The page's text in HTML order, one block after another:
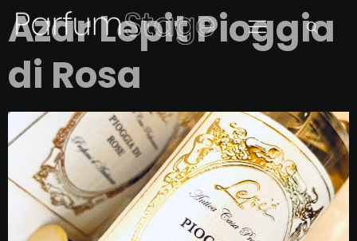
Azar Lepit Pioggia
di Rosa